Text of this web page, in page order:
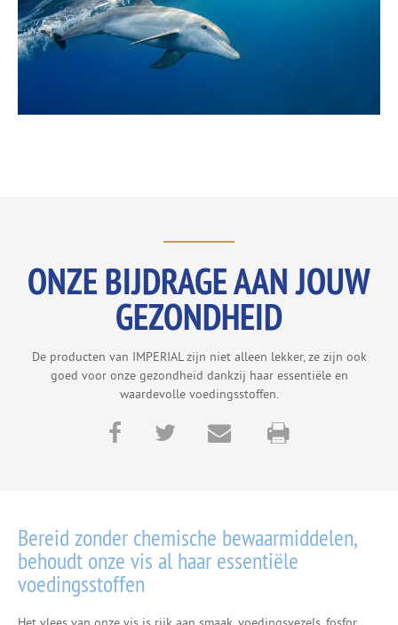
ONZE BIJDRAGE AAN JOUW
GEZONDHEID
De producten van IMPERIAL zijn niet alleen lekker, ze zijn ook
goed voor onze gezondheid dankzij haar essentiële en
waardevolle voedingsstoffen.
Bereid zonder chemische bewaarmiddelen,
behoudt onze vis al haar essentiële
voedingsstoffen